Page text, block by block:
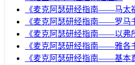
《麦克阿瑟研经指南——马太
《麦克阿瑟研经指南——罗马
《麦克阿瑟研经指南——以弗
《麦克阿瑟研经指南——雅各
《麦克阿瑟研经指南——基本